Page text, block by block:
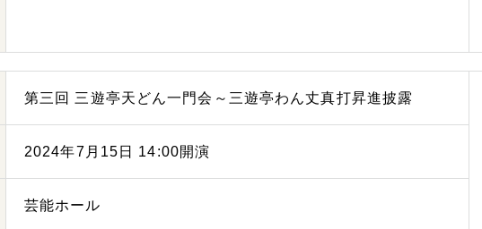
第三回 三遊亭天どん一門会～三遊亭わん丈真打昇進披露
2024年7月15日 14:00開演
芸能ホール